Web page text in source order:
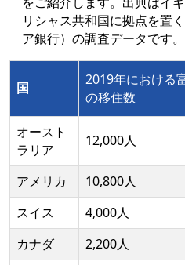
リシャス共和国に拠点を置
ア銀行）の調査データです。
国
2019年における
の移住数
オースト
ラリア
12,000人
アメリカ 10,800人
スイス
4,000人
カナダ
2,200人